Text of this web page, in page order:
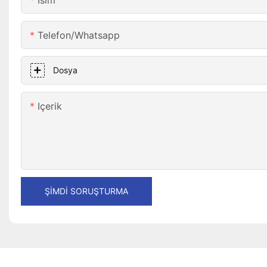
Telefon/whatsapp
Dosya
Içerik
ŞIMDI SORUŞTURMA